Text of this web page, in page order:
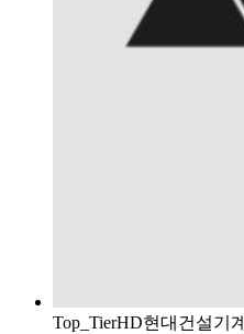
Top_TierHD현대건설기계